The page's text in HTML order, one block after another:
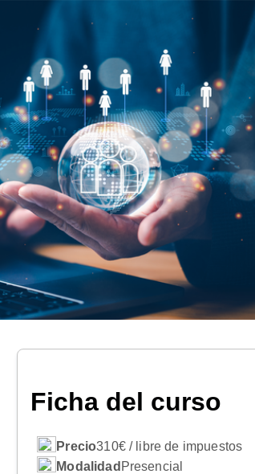
Ficha del curso
Precio310€ / libre de impuestos
Modalidad Presencial